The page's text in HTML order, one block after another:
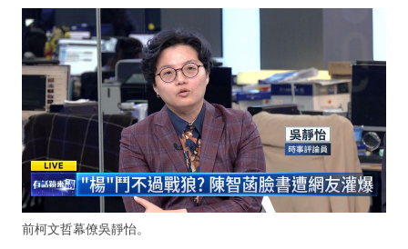
前柯文哲幕僚吳靜怡。